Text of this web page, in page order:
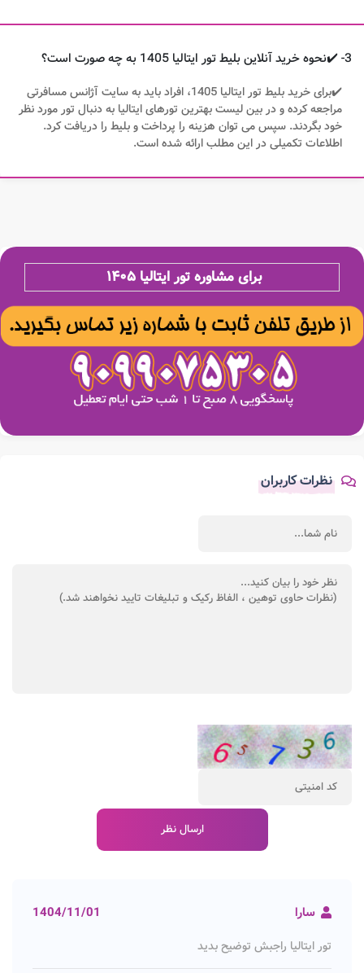
3- ✔️نحوه خرید آنلاین بلیط تور ایتالیا 1405 به چه صورت است؟
✔️برای خرید بلیط تور ایتالیا 1405، افراد باید به سایت آژانس مسافرتی
مراجعه کرده و در بین لیست بهترین تورهای ایتالیا به دنبال تور مورد نظر
خود بگردند. سپس می توان هزینه را پرداخت و بلیط را دریافت کرد.
اطلاعات تکمیلی در این مطلب ارائه شده است.
برای مشاوره تور ایتالیا ۱۴۰۵
نظرات کاربران
سارا 1404/11/01
تور ایتالیا راجبش توضیح بدید